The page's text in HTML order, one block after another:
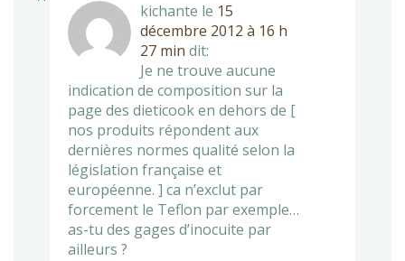
kichante le 15
décembre 2012 à 16 h
27 min dit:
Je ne trouve aucune
indication de composition sur la
page des dieticook en dehors de [
nos produits répondent aux
dernières normes qualité selon la
législation française et
européenne. ] ca n’exclut par
forcement le Teflon par exemple…
as-tu des gages d’inocuite par
ailleurs ?